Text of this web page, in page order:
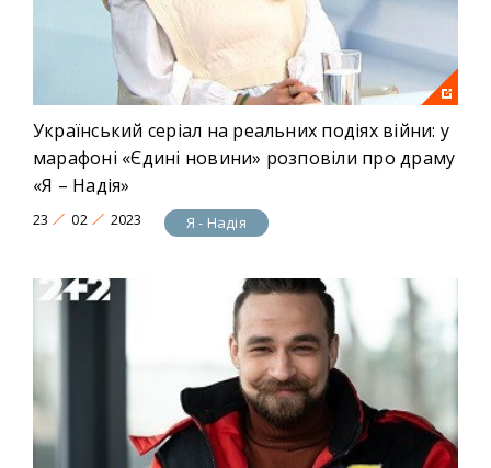
Український серіал на реальних подіях війни: у
марафоні «Єдині новини» розповіли про драму
«Я – Надія»
23 02 2023 Я - Надія